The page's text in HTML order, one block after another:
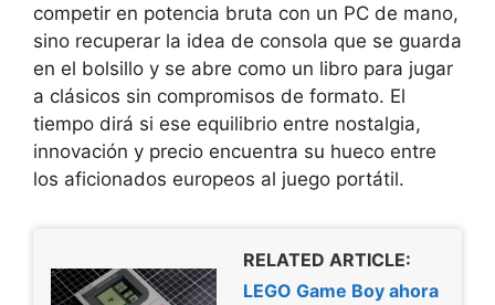
competir en potencia bruta con un PC de mano,
sino recuperar la idea de consola que se guarda
en el bolsillo y se abre como un libro para jugar
a clásicos sin compromisos de formato. El
tiempo dirá si ese equilibrio entre nostalgia,
innovación y precio encuentra su hueco entre
los aficionados europeos al juego portátil.
RELATED ARTICLE:
LEGO Game Boy ahora